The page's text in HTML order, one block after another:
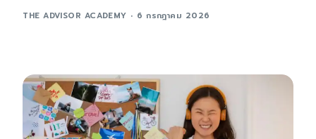
THE ADVISOR ACADEMY 6 กรกฎาคม 2026